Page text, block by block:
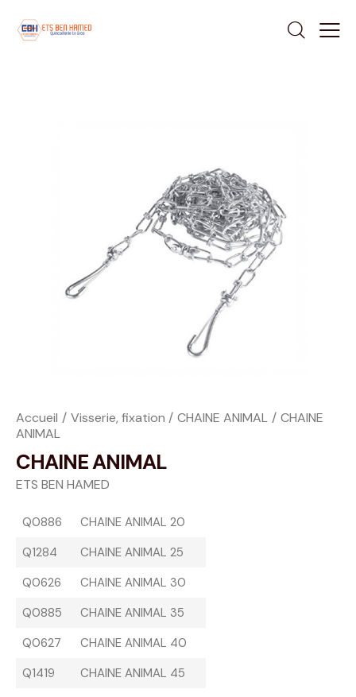
Accueil Visserie, fixation CHAINE ANIMAL
CHAINE
ANIMAL
CHAINE ANIMAL
ETS BEN HAMED
Q0886
CHAINE ANIMAL 20
Q1284
CHAINE ANIMAL 25
Q0626
CHAINE ANIMAL 30
Q0885
CHAINE ANIMAL 35
Q0627
CHAINE ANIMAL 40
Q1419
CHAINE ANIMAL 45